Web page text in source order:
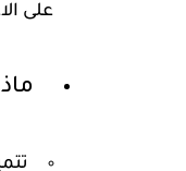
على